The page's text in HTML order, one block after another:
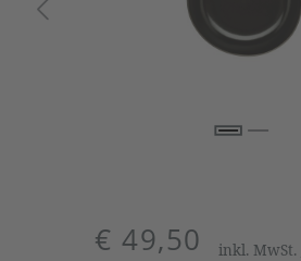
€ 49,50 inkl. MwSt.